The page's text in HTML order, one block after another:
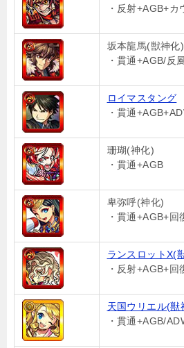
・反射+AGB+
坂本龍馬(獣神化)
・貫通+AGB/反
ロイマスタング
・貫通
珊瑚(神化)
・貫通+AGB
卑弥呼(神化)
・貫通+AGB+回
ランスロットX(
・反射+AGB+
天国ウリエル(獣
・貫通+AGB/